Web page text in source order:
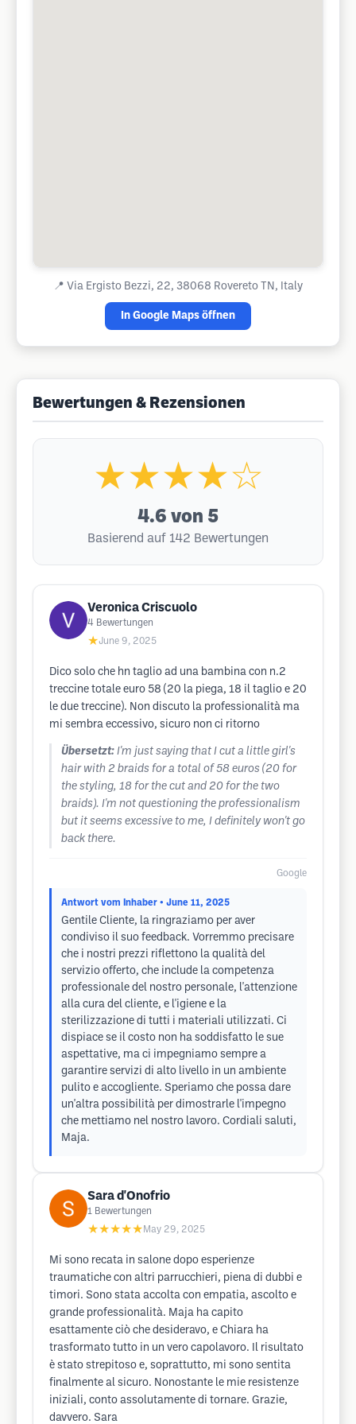
📍 Via Ergisto Bezzi, 22, 38068 Rovereto TN, Italy
In Google Maps öffnen
Bewertungen & Rezensionen
★★★★☆
4.6 von 5
Basierend auf 142 Bewertungen
Veronica Criscuolo
4 Bewertungen
★June 9, 2025
Dico solo che hn taglio ad una bambina con n.2
treccine totale euro 58 (20 la piega, 18 il taglio e 20
le due treccine). Non discuto la professionalità ma
mi sembra eccessivo, sicuro non ci ritorno
Übersetzt: I'm just saying that I cut a little girl's
hair with 2 braids for a total of 58 euros (20 for
the styling, 18 for the cut and 20 for the two
braids). I'm not questioning the professionalism
but it seems excessive to me, I definitely won't go
back there.
Google
Antwort vom Inhaber • June 11, 2025
Gentile Cliente, la ringraziamo per aver
condiviso il suo feedback. Vorremmo precisare
che i nostri prezzi riflettono la qualità del
servizio offerto, che include la competenza
professionale del nostro personale, l'attenzione
alla cura del cliente, e l'igiene e la
sterilizzazione di tutti i materiali utilizzati. Ci
dispiace se il costo non ha soddisfatto le sue
aspettative, ma ci impegniamo sempre a
garantire servizi di alto livello in un ambiente
pulito e accogliente. Speriamo che possa dare
un'altra possibilità per dimostrarle l'impegno
che mettiamo nel nostro lavoro. Cordiali saluti,
Maja.
Sara d'Onofrio
1 Bewertungen
★★★★★ May 29, 2025
Mi sono recata in salone dopo esperienze
traumatiche con altri parrucchieri, piena di dubbi e
timori. Sono stata accolta con empatia, ascolto e
grande professionalità. Maja ha capito
esattamente ciò che desideravo, e Chiara ha
trasformato tutto in un vero capolavoro. Il risultato
è stato strepitoso e, soprattutto, mi sono sentita
finalmente al sicuro. Nonostante le mie resistenze
iniziali, conto assolutamente di tornare. Grazie,
davvero. Sara